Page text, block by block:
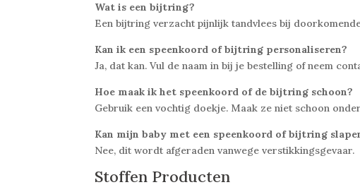
Wat is een bijtring?
Een bijtring verzacht pijnlijk tandvlees bij
Kan ik een speenkoord of bijtring personaliseren?
Ja, dat kan. Vul de naam in bij je bestelling of neem
Hoe maak ik het speenkoord of de bijtring schoon?
Gebruik een vochtig doekje. Maak ze niet schoon
Kan mijn baby met een speenkoord of bijtring
Nee, dit wordt afgeraden vanwege verstikkingsgevaar.
Stoffen Producten